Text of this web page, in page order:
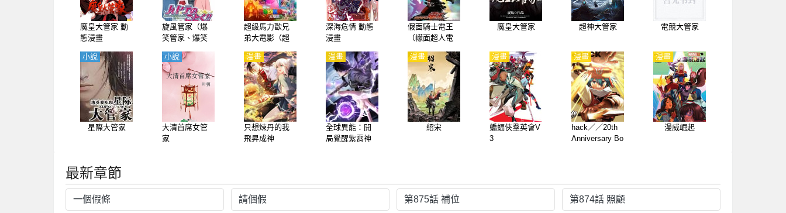
魔皇大管家 動
態漫畫
旋風管家（爆
笑管家、爆笑
誌） 第2季【日
語】
超級馬力歐兄
弟大電影（超
弟）【英語】
深海危情 動態
漫畫
假面騎士電王
（幪面超人電
版】 Pretty電
王登場！【日
語】
魔皇大管家 超神大管家 電競大管家
星際大管家
小說
大清首席女管
家
小說
只想煉丹的我
飛昇成神
漫畫
全球異能：開
局覺醒紫霄神
漫畫
紹宋
漫畫
蝙蝠俠羣英會V
3
漫畫
hack／／20th
Anniversary Bo
漫畫
漫威崛起
漫畫
最新章節
一個假條 請個假 第875話 補位 第874話 照顧